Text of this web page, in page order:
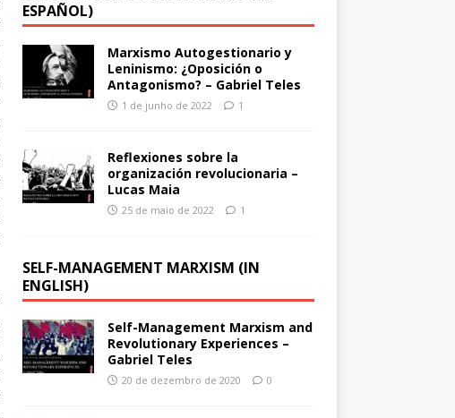
ESPAÑOL)
Marxismo Autogestionario y
Leninismo: ¿Oposición o
Antagonismo? – Gabriel Teles
1 de junho de 2022 1
Reflexiones sobre la
organización revolucionaria –
Lucas Maia
25 de maio de 2022 1
SELF-MANAGEMENT MARXISM (IN
ENGLISH)
Self-Management Marxism and
Revolutionary Experiences –
Gabriel Teles
20 de dezembro de 2020 0